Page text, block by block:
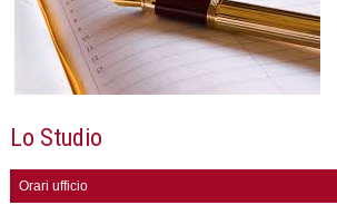
Lo Studio
Orari ufficio